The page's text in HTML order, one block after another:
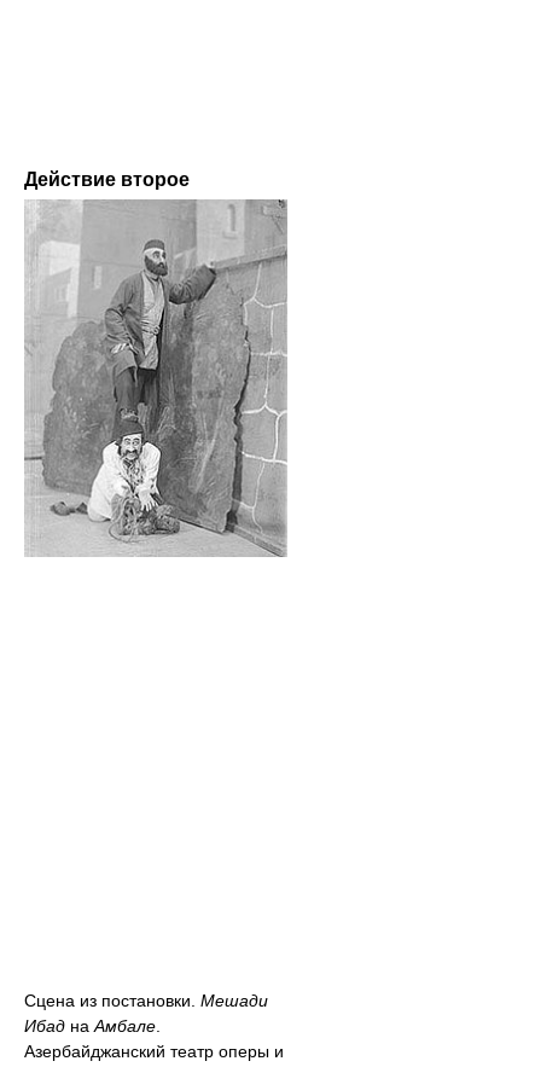
Действие второе
Сцена из постановки. Мешади
Ибад на Амбале
Азербайджанский театр оперы и